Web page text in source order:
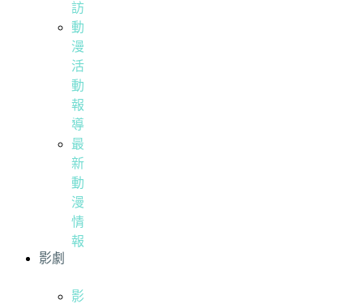
訪
動
漫
活
動
報
導
最
新
動
漫
情
報
影劇
影